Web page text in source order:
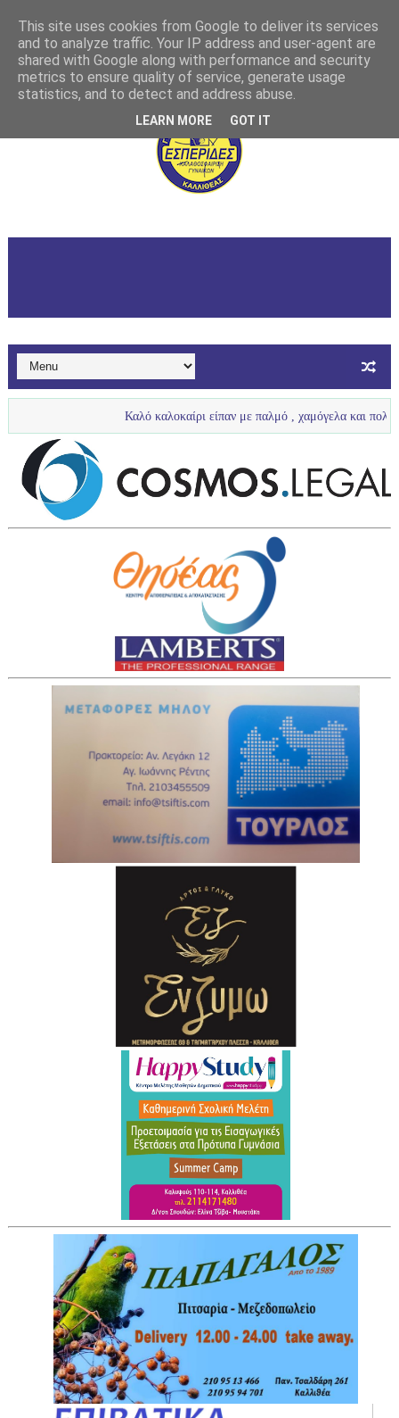
Καλό καλοκαίρι είπαν με παλμό , χαμόγελα και πολύ νερό τα
This site uses cookies from Google to deliver its services
and to analyze traffic. Your IP address and user-agent are
shared with Google along with performance and security
metrics to ensure quality of service, generate usage
statistics, and to detect and address abuse.
LEARN MORE GOT IT